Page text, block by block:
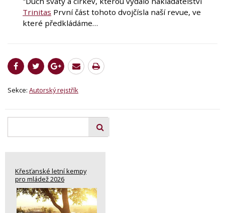
Trinitas První část tohoto dvojčísla naší revue, ve
které předkládáme…
Sekce: Autorský rejstřík
Křesťanské letní kempy
pro mládež 2026